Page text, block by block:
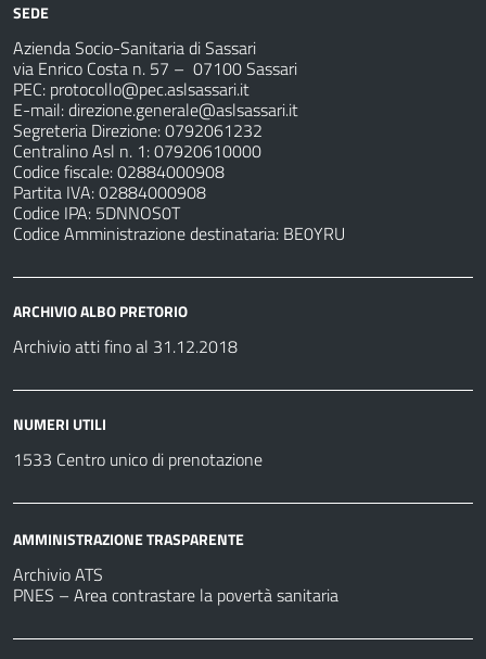
SEDE
Azienda Socio-Sanitaria di Sassari
via Enrico Costa n. 57 – 07100 Sassari
PEC: protocollo@pec.aslsassari.it
E-mail:direzione.generale@aslsassari.it
Segreteria Direzione: 0792061232
Centralino Asl n. 1: 07920610000
Codice fiscale: 02884000908
Partita IVA: 02884000908
Codice IPA: 5DNNOS0T
Codice Amministrazione destinataria: BE0YRU
ARCHIVIO ALBO PRETORIO
Archivio atti fino al 31.12.2018
NUMERI UTILI
1533 Centro unico di prenotazione
AMMINISTRAZIONE TRASPARENTE
Archivio ATS
PNES – Area contrastare la povertà sanitaria